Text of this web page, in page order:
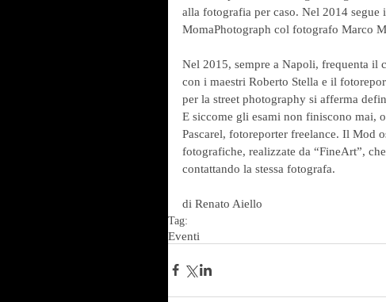
alla fotografia per caso. Nel 2014
MomaPhotograph col fotografo Marco
Nel 2015, sempre a Napoli, frequenta il
con i maestri Roberto Stella e il
per la street photography si afferma
E siccome gli esami non finiscono mai,
Pascarel, fotoreporter freelance. Il Mod
fotografiche, realizzate da “FineArt”,
contattando la stessa fotografa.
di Renato Aiello
Tag:
Eventi